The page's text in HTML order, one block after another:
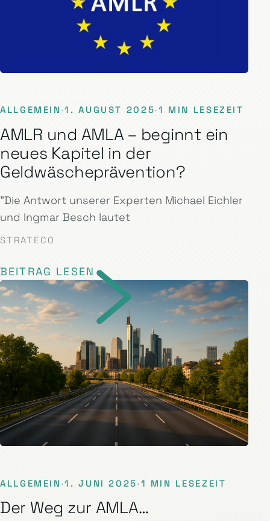
ALLGEMEIN ·1. AUGUST 2025·1 MIN LESEZEIT
AMLR und AMLA – beginnt ein
neues Kapitel in der
Geldwäscheprävention?
"Die Antwort unserer Experten Michael Eichler
und Ingmar Besch lautet
STRATECO
BEITRAG LESEN
ALLGEMEIN ·1. JUNI 2025·1 MIN LESEZEIT
Der Weg zur AMLA…